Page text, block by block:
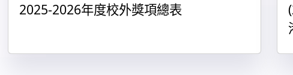
2025-2026年度校外獎項總表